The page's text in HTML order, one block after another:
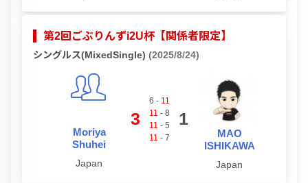
第2回ごぶりんずi2U杯【関係者限定】
シングルス(MixedSingle) (2025/8/24)
Moriya
Shuhei
Japan
3
6 - 11
11 - 8
11 - 5
11 - 7
1
MAO
ISHIKAWA
Japan